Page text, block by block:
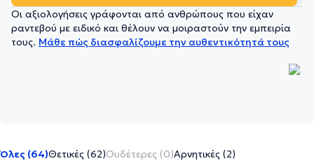
Οι αξιολογήσεις γράφονται από ανθρώπους που είχαν
ραντεβού με ειδικό και θέλουν να μοιραστούν την εμπειρία
τους. Μάθε πώς διασφαλίζουμε την αυθεντικότητά τους
Όλες (64)Θετικές (62)Ουδέτερες (0)Αρνητικές (2)